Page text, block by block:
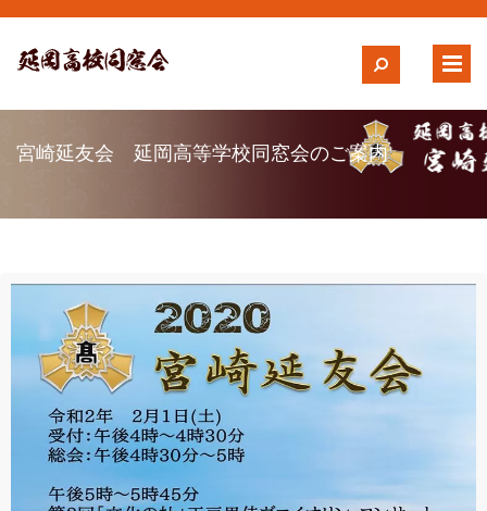
宮崎延友会 延岡高等学校同窓会のご案内